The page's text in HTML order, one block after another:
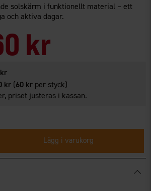
solskärm i funktionellt material – ett
och aktiva dagar.
kr
kr (60 kr per styck)
priset justeras i kassan.
Lägg i varukorg